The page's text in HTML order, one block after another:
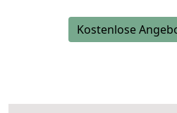
Kostenlose